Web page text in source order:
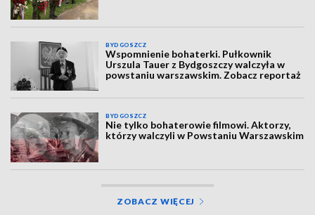
BYDGOSZCZ
Wspomnienie bohaterki. Pułkownik
Urszula Tauer z Bydgoszczy walczyła w
powstaniu warszawskim. Zobacz reportaż
BYDGOSZCZ
Nie tylko bohaterowie filmowi. Aktorzy,
którzy walczyli w Powstaniu Warszawskim
ZOBACZ WIĘCEJ